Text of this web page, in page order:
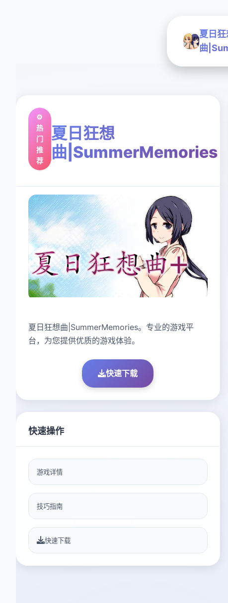
夏日狂
曲
⚙️
热
门
推
荐
夏日狂想
曲|SummerMemories
夏日狂想曲|SummerMemories。专业的游戏平
台，为您提供优质的游戏体验。
快速下载
快速操作
游戏详情
技巧指南
快速下载